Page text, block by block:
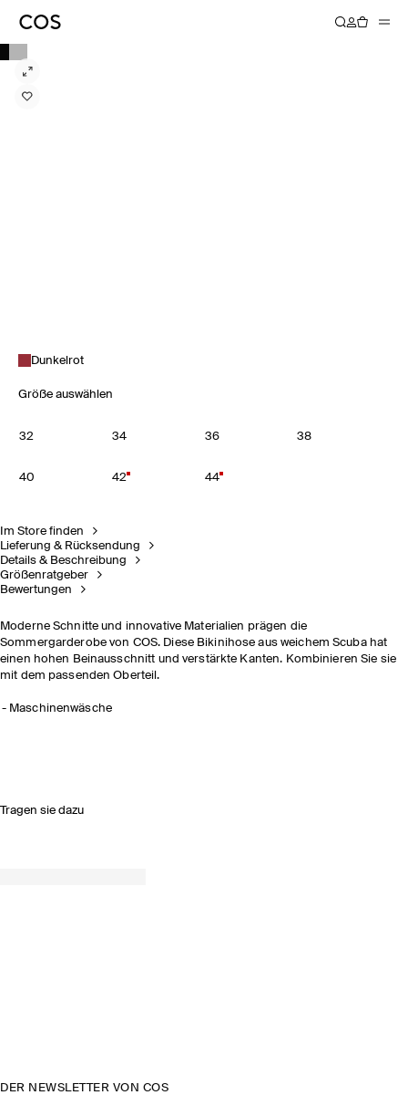
Dunkelrot
Größe auswählen
32 34 36 38
40 42 44
Im Store finden
Lieferung & Rücksendung
Details & Beschreibung
Größenratgeber
Bewertungen
Moderne Schnitte und innovative Materialien prägen die
Sommergarderobe von COS. Diese Bikinihose aus weichem Scuba hat
einen hohen Beinausschnitt und verstärkte Kanten. Kombinieren Sie sie
mit dem passenden Oberteil.
Maschinenwäsche
Tragen sie dazu
DER NEWSLETTER VON COS